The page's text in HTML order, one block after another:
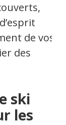
de vos
des
ski
les